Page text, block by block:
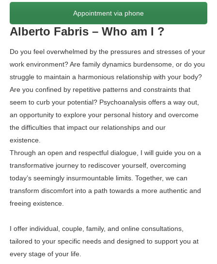
Alberto Fabris – Who am I ?
Do you feel overwhelmed by the pressures and stresses of your
work environment? Are family dynamics burdensome, or do you
struggle to maintain a harmonious relationship with your body?
Are you confined by repetitive patterns and constraints that
seem to curb your potential? Psychoanalysis offers a way out,
an opportunity to explore your personal history and overcome
the difficulties that impact our relationships and our
existence.
Through an open and respectful dialogue, I will guide you on a
transformative journey to rediscover yourself, overcoming
today’s seemingly insurmountable limits. Together, we can
transform discomfort into a path towards a more authentic and
freeing existence.
I offer individual, couple, family, and online consultations,
tailored to your specific needs and designed to support you at
every stage of your life.
Appointment via phone